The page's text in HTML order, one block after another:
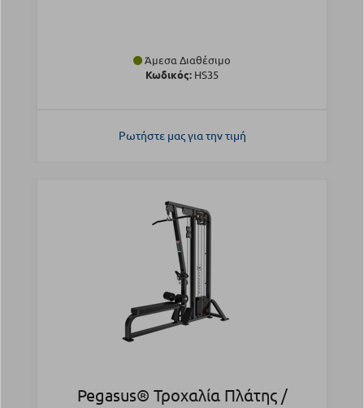
Άμεσα Διαθέσιμο
Κωδικός: HS35
Ρωτήστε μας για την τιμή
Pegasus® Τροχαλία Πλάτης /